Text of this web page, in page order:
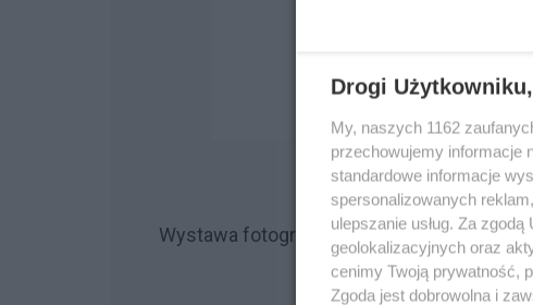
Wystawa fotografii autorstwa Anny Tomaki
Rzeszowie przy ul. Jana
Drogi Użytkowniku,
My, naszych 1162
przechowujemy informacje
standardowe informacje
spersonalizowanych
ulepszanie usług. Za
geolokalizacyjnych oraz
cenimy Twoją prywatność,
Zgoda jest dobrowolna i